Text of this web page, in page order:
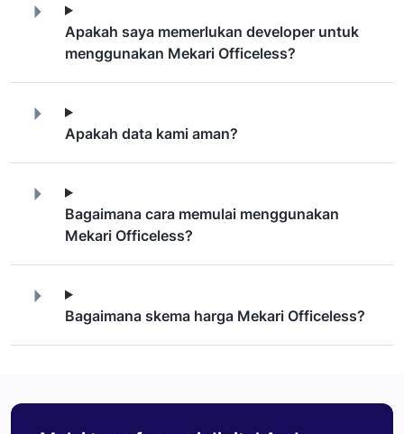
Apakah saya memerlukan developer untuk
menggunakan Mekari Officeless?
Apakah data kami aman?
Bagaimana cara memulai menggunakan
Mekari Officeless?
Bagaimana skema harga Mekari Officeless?